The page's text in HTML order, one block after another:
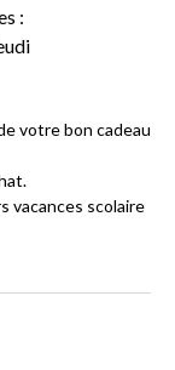
:
votre bon cadeau
vacances scolaire